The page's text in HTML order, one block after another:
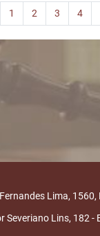
1 2 3 4
Lima, 1560,
Severiano Lins, 182 -